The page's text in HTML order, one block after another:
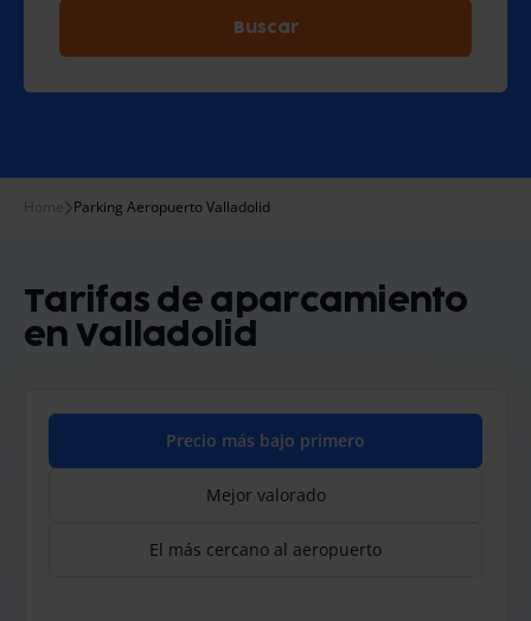
Buscar
Home Parking Aeropuerto Valladolid
Tarifas de aparcamiento
en Valladolid
Precio más bajo primero
Mejor valorado
El más cercano al aeropuerto